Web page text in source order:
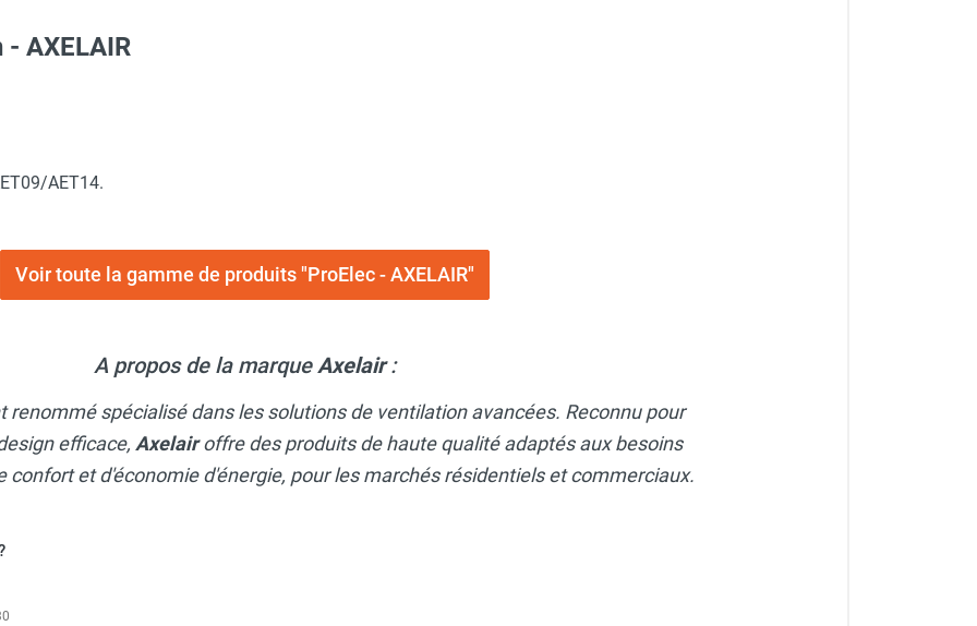
ProElec AET09 (conforme APSAD) - AXELAIR
AXELAIR
AET14.
Voir toute la gamme de produits "ProElec - AXELAIR"
A propos de la marque Axelair:
renommé spécialisé dans les solutions de ventilation avancées. Reconnu pour
efficace, Axelairoffre des produits de haute qualité adaptés aux besoins
confort et d'économie d'énergie, pour les marchés résidentiels et commerciaux.